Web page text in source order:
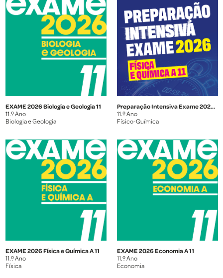
EXAME 2026 Biologia e Geologia 11
11.º Ano
Biologia e Geologia
Preparação Intensiva Exame 2026 Física e Química A 11
11.º Ano
Físico-Química
EXAME 2026 Física e Química A 11
11.º Ano
Física
EXAME 2026 Economia A 11
11.º Ano
Economia